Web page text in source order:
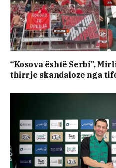
“Kosova është Serbi”,
thirrje skandaloze nga